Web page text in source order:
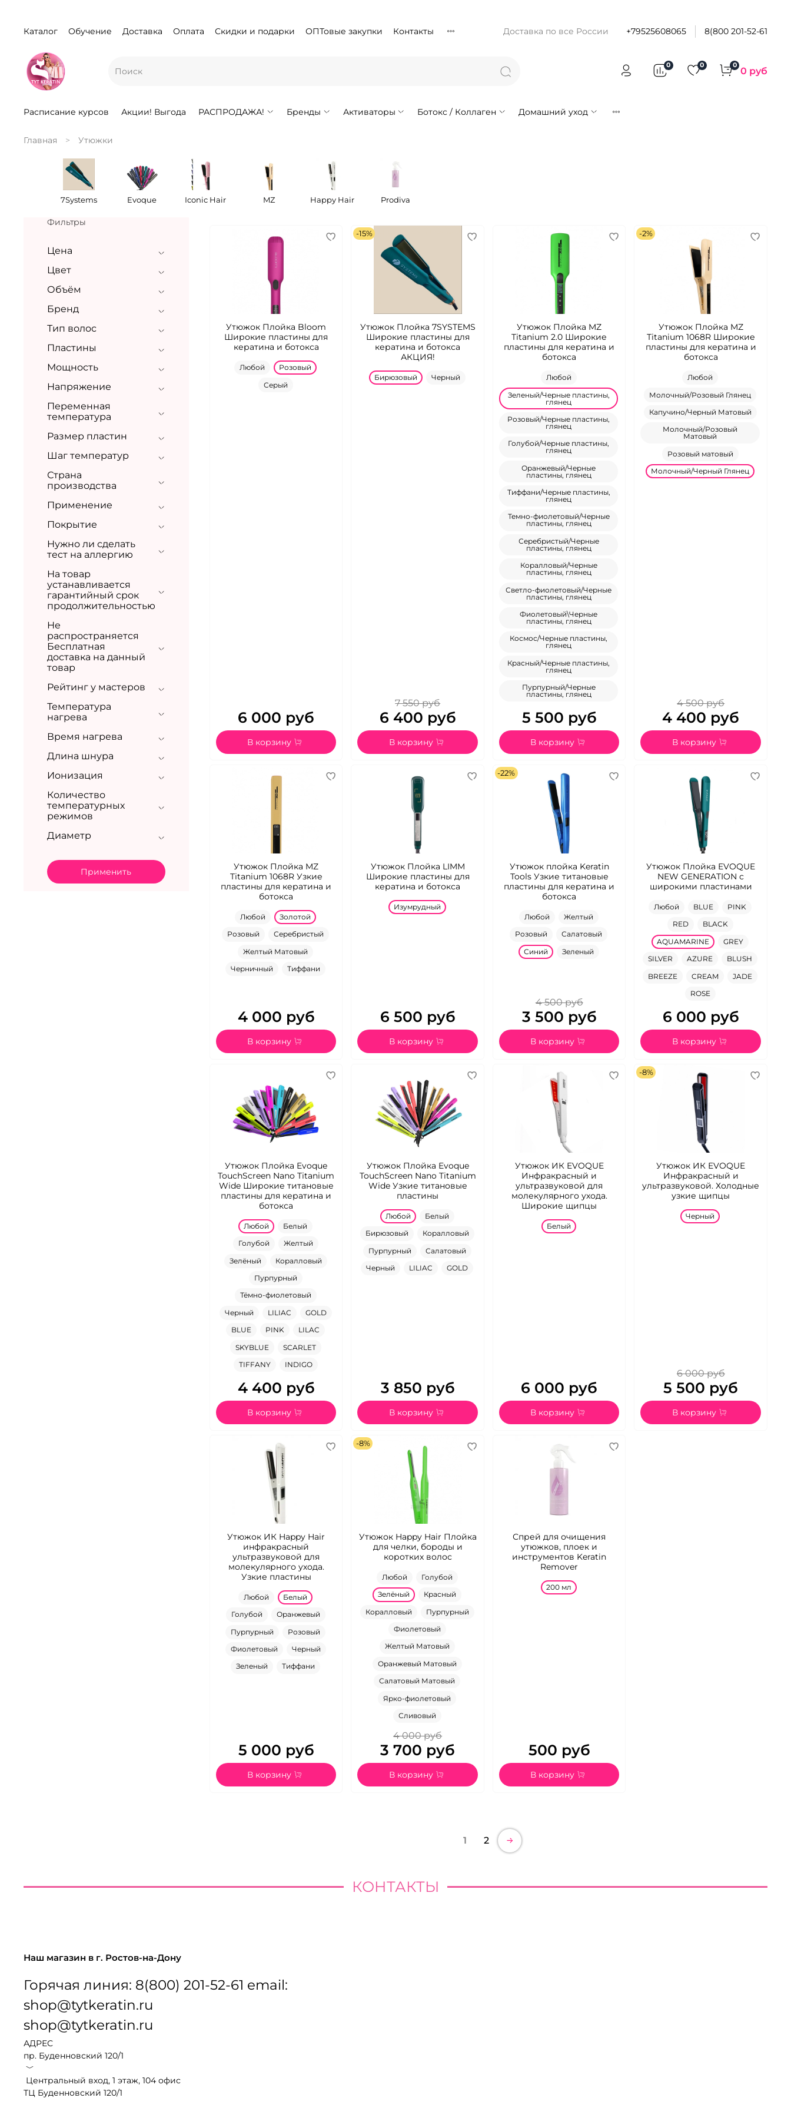
Каталог Обучение Доставка Оплата Скидки и подарки ОПТовые закупки Контакты Доставка по все России +79525608065 8(800 201-52-61
0 0 0 0 руб
Расписание курсов Акции! Выгода РАСПРОДАЖА! Бренды Активаторы Ботокс / Коллаген Домашний уход
Главная Утюжки
7Systems Evoque Iconic Hair MZ Happy Hair Prodiva
Утюжок Плойка Bloom
Широкие пластины для
кератина и ботокса
Любой
Розовый
Серый
6 000 руб
В корзину
-15%
Утюжок Плойка 7SYSTEMS
Широкие пластины для
кератина и ботокса
АКЦИЯ!
Бирюзовый Черный
7 550 руб
6 400 руб
В корзину
Утюжок Плойка MZ
Titanium 2.0 Широкие
пластины для кератина и
ботокса
Любой
Зеленый/Черные пластины,
глянец
Розовый/Черные пластины,
глянец
Голубой/Черные пластины,
глянец
Оранжевый/Черные
пластины, глянец
Тиффани/Черные пластины,
глянец
Темно-фиолетовый/Черные
пластины, глянец
Серебристый/Черные
пластины, глянец
Коралловый/Черные
пластины, глянец
Светло-фиолетовый/Черные
пластины, глянец
Фиолетовый\Черные
пластины, глянец
Космос/Черные пластины,
глянец
Красный/Черные пластины,
глянец
Пурпурный/Черные
пластины, глянец
5 500 руб
В корзину
-2%
Утюжок Плойка MZ
Titanium 1068R Широкие
пластины для кератина и
ботокса
Любой
Молочный/Розовый Глянец
Капучино/Черный Матовый
Молочный/Розовый
Матовый
Розовый матовый
Молочный/Черный Глянец
4 500 руб
4 400 руб
В корзину
Утюжок Плойка MZ
Titanium 1068R Узкие
пластины для кератина и
ботокса
Любой
Золотой
Розовый
Серебристый
Желтый Матовый
Черничный
Тиффани
4 000 руб
В корзину
Утюжок Плойка LIMM
Широкие пластины для
кератина и ботокса
Изумрудный
6 500 руб
В корзину
-22%
Утюжок плойка Keratin
Tools Узкие титановые
пластины для кератина и
ботокса
Любой
Желтый
Розовый
Салатовый
Синий
Зеленый
4 500 руб
3 500 руб
В корзину
Утюжок Плойка EVOQUE
NEW GENERATION с
широкими пластинами
Любой BLUE
PINK
RED
BLACK
AQUAMARINE
GREY
SILVER
AZURE
BLUSH
BREEZE
CREAM
JADE
ROSE
6 000 руб
В корзину
Утюжок Плойка Evoque
TouchScreen Nano Titanium
Wide Широкие титановые
пластины для кератина и
ботокса
Любой
Белый
Голубой
Желтый
Зелёный
Коралловый
Пурпурный
Тёмно-фиолетовый
Черный
LILIAC
GOLD
BLUE
PINK
LILAC
SKYBLUE
SCARLET
TIFFANY
INDIGO
4 400 руб
В корзину
Утюжок Плойка Evoque
TouchScreen Nano Titanium
Wide Узкие титановые
пластины
Любой
Белый
Бирюзовый
Коралловый
Пурпурный
Салатовый
Черный
LILIAC GOLD
3 850 руб
В корзину
Утюжок ИК EVOQUE
Инфракрасный и
ультразвуковой для
молекулярного ухода.
Широкие щипцы
Белый
6 000 руб
В корзину
-8%
Утюжок ИК EVOQUE
Инфракрасный и
ультразвуковой. Холодные
узкие щипцы
Черный
6 000 руб
5 500 руб
В корзину
Утюжок ИК Happy Hair
инфракрасный
ультразвуковой для
молекулярного ухода.
Узкие пластины
Любой
Белый
Голубой
Оранжевый
Пурпурный
Розовый
Фиолетовый
Черный
Зеленый
Тиффани
5 000 руб
В корзину
-8%
Утюжок Happy Hair Плойка
для челки, бороды и
коротких волос
Любой
Голубой
Зелёный
Красный
Коралловый
Пурпурный
Фиолетовый
Желтый Матовый
Оранжевый Матовый
Салатовый Матовый
Ярко-фиолетовый
Сливовый
4 000 руб
3 700 руб
В корзину
Спрей для очищения
утюжков, плоек и
инструментов Keratin
Remover
200 мл
500 руб
В корзину
1 2
Фильтры
Цена
Цвет
Объём
Бренд
Тип волос
Пластины
Мощность
Напряжение
Переменная
температура
Размер пластин
Шаг температур
Страна
производства
Применение
Покрытие
Нужно ли сделать
тест на аллергию
На товар
устанавливается
гарантийный срок
продолжительностью
Не
распространяется
Бесплатная
доставка на данный
товар
Рейтинг у мастеров
Температура
нагрева
Время нагрева
Длина шнура
Ионизация
Количество
температурных
режимов
Диаметр
Применить
КОНТАКТЫ
Наш магазин в г. Ростов-на-Дону
Горячая линия: 8(800) 201-52-61 email:
shop@tytkeratin.ru
shop@tytkeratin.ru
АДРЕС
пр. Буденновский 120/1
﹀
Центральный вход, 1 этаж, 104 офис
ТЦ Буденновский 120/1